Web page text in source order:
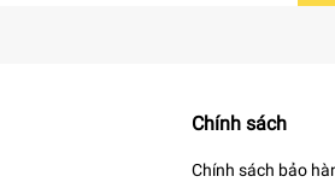
Chính sách
Chính sách bảo